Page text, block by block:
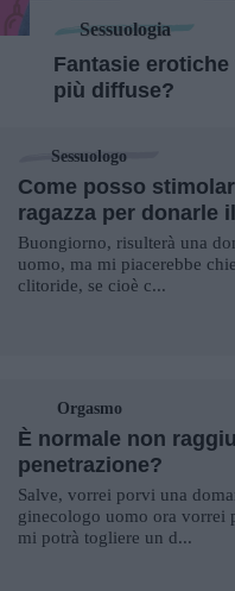
Sessuologia
Fantasie
più diffuse?
Sessuologo
Come posso
ragazza per donarle
Buongiorno, risulterà una
uomo, ma mi piacerebbe
clitoride, se cioè c...
Orgasmo
È normale non
penetrazione?
Salve, vorrei porvi una
ginecologo uomo ora vorrei
mi potrà togliere un d...